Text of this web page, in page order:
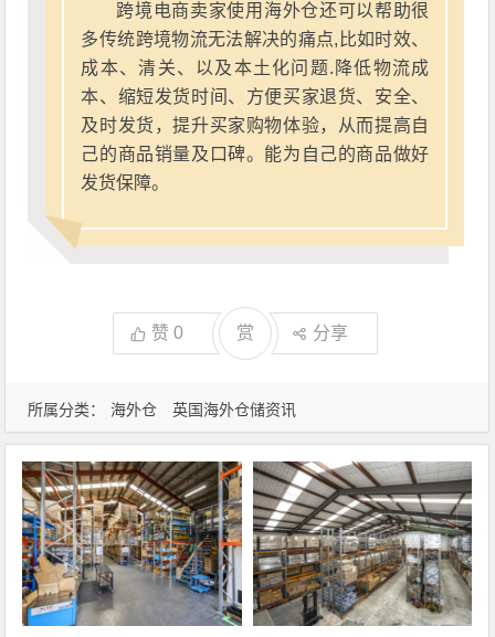
所属分类： 海外仓 英国海外仓储资讯
跨境电商卖家使用海外仓还可以帮助很
多传统跨境物流无法解决的痛点,比如时效、
成本、清关、以及本土化问题.降低物流成
本、缩短发货时间、方便买家退货、安全、
及时发货，提升买家购物体验，从而提高自
己的商品销量及口碑。能为自己的商品做好
发货保障。
赞0 赏 分享